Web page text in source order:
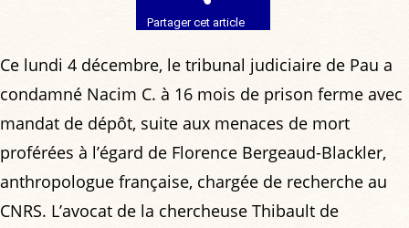
Partager cet article
Ce lundi 4 décembre, le tribunal judiciaire de Pau a
condamné Nacim C. à 16 mois de prison ferme avec
mandat de dépôt, suite aux menaces de mort
proférées à l’égard de Florence Bergeaud-Blackler,
anthropologue française, chargée de recherche au
CNRS. L’avocat de la chercheuse Thibault de